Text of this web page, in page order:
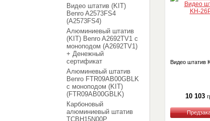
Видео штатив
10 103
Видео штатив (KIT)
Benro A2573FS4
(A2573FS4)
Алюминиевый штатив
(KIT) Benro A2692TV1 с
моноподом (A2692TV1)
+ Денежный
сертификат
Алюминевый штатив
Benro FTR09AB00GBLK
с моноподом (KIT)
(FTR09AB00GBLK)
Карбоновый
алюминиевый штатив
TCBH15N00P